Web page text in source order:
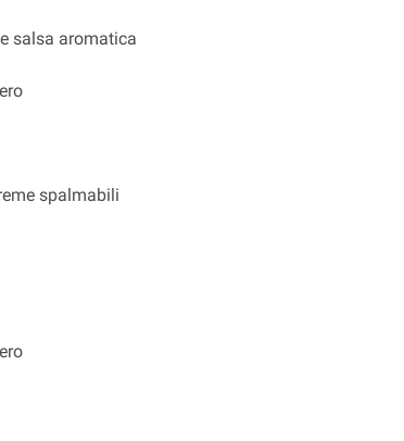
salsa aromatica
spalmabili